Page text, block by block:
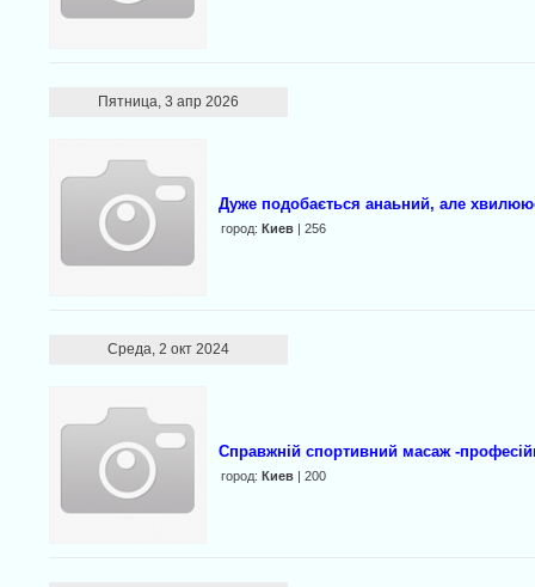
Пятница, 3 апр 2026
Дуже подобається анаьний, але
город: Киев| 256
Среда, 2 окт 2024
Справжній спортивний масаж -
город: Киев| 200